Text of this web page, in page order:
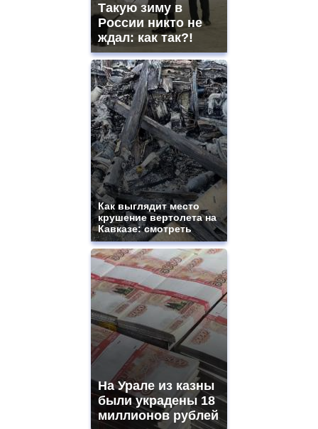
Такую зиму в
России никто не
ждал: как так?!
Как выглядит место
крушение вертолета на
Кавказе: смотреть
На Урале из казны
были украдены 18
миллионов рублей